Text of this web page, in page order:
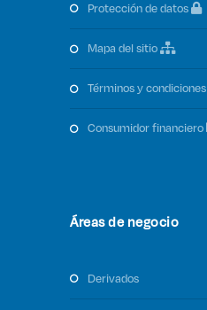
protección de datos
mapa del sitio
términos y condiciones
consumidor financiero
Áreas de negocio
derivados